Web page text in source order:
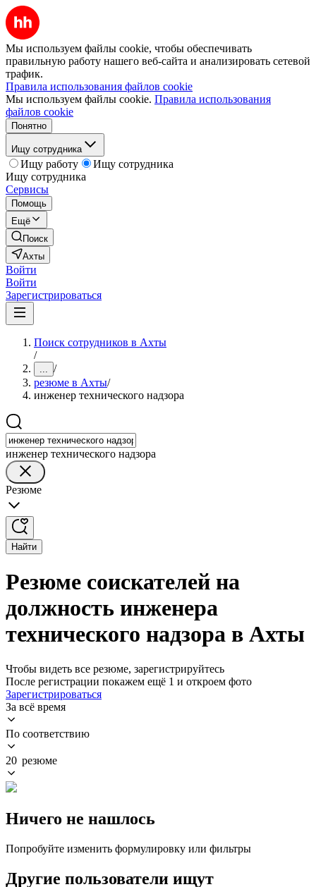
Мы используем файлы cookie, чтобы обеспечивать
правильную работу нашего веб-сайта и анализировать сетевой
трафик.
Правила использования файлов cookie
Мы используем файлы cookie. Правила использования
файлов cookie
Понятно
Ищу сотрудника
Ищу работу
Ищу сотрудника
Ищу сотрудника
Сервисы
Помощь
Ещё
Поиск
Ахты
Войти
Войти
Зарегистрироваться
Поиск сотрудников в Ахты
/
... /
резюме в Ахты/
инженер технического надзора
инженер технического надзора
Резюме
Найти
Резюме соискателей на
должность инженера
технического надзора в Ахты
Чтобы видеть все резюме, зарегистрируйтесь
После регистрации покажем ещё 1 и откроем фото
Зарегистрироваться
За всё время
По соответствию
20 резюме
Ничего не нашлось
Попробуйте изменить формулировку или фильтры
Другие пользователи ищут